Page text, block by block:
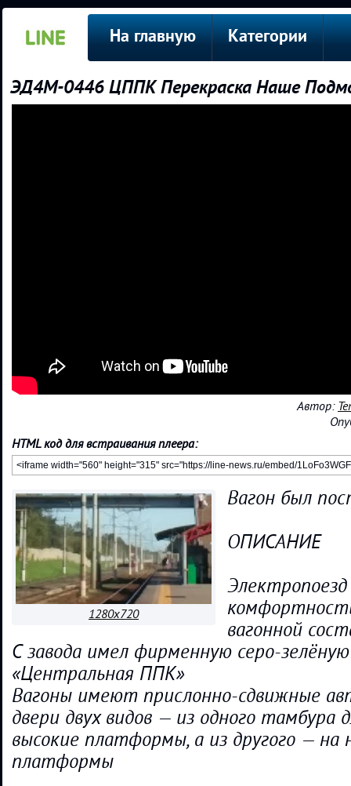
На главную Категории
ЭД4М-0446 ЦППК Перекраска Наше
Автор:
HTML код для встраивания плеера:
1280x720
Вагон был
ОПИСАНИЕ
вагонной
С завода имел фирменную серо-
«Центральная ППК»
Вагоны имеют прислонно-сдвижные
двери двух видов — из одного тамбура
высокие платформы, а из другого — на
платформы